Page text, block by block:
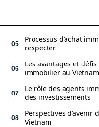
Processus d’achat
respecter
Les avantages et
immobilier au Vietnam
Le rôle des agents
des investissements
Perspectives
Vietnam